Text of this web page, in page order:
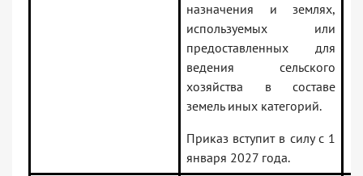
назначения и землях,
используемых или
предоставленных для
ведения сельского
хозяйства в составе
земель иных категорий.
Приказ вступит в силу с 1
января 2027 года.